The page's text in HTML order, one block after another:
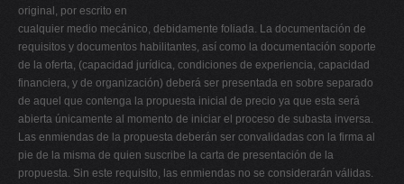
original, por escrito en
cualquier medio mecánico, debidamente foliada. La documentación de
requisitos y documentos habilitantes, así como la documentación soporte
de la oferta, (capacidad jurídica, condiciones de experiencia, capacidad
financiera, y de organización) deberá ser presentada en sobre separado
de aquel que contenga la propuesta inicial de precio ya que esta será
abierta únicamente al momento de iniciar el proceso de subasta inversa.
Las enmiendas de la propuesta deberán ser convalidadas con la firma al
pie de la misma de quien suscribe la carta de presentación de la
propuesta. Sin este requisito, las enmiendas no se considerarán válidas.